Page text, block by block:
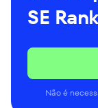
SE
Não é